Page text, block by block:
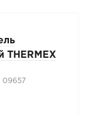
THERMEX
09657